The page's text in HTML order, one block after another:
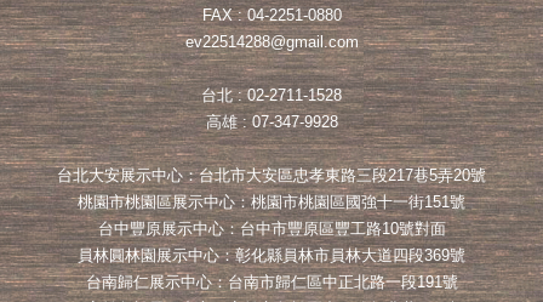
FAX : 04-2251-0880
ev22514288@gmail.com
台北 : 02-2711-1528
高雄 : 07-347-9928
台北大安展示中心：台北市大安區忠孝東路三段217巷5弄20號
桃園市桃園區展示中心：桃園市桃園區國強十一街151號
台中豐原展示中心：台中市豐原區豐工路10號對面
員林圓林園展示中心：彰化縣員林市員林大道四段369號
台南歸仁展示中心：台南市歸仁區中正北路一段191號